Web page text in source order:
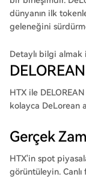
dünyanın ilk
geleneğini
tüketicilere
satın
ve izlenebileceği
tasarlanmıştır.
Detaylı bilgi almak
HTX ile
kolayca DeLorean
Gerçek
HTX'in spot
görüntüleyin.